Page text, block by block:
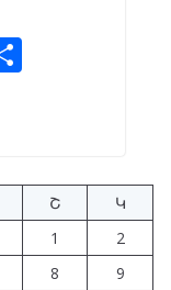
Շ
Կ
1
2
8
9